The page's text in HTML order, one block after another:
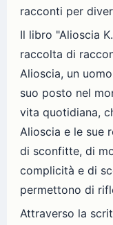
racconti per
Il libro "Alioscia
raccolta di
Alioscia, un
suo posto nel
vita quotidiana,
Alioscia e le sue
di sconfitte, di
complicità e di
permettono di
Attraverso la